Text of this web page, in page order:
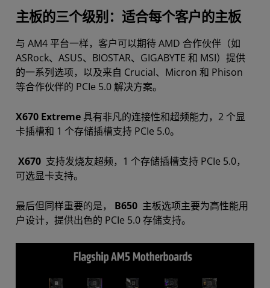
主板的三个级别：适合每个客户的主板
与 AM4 平台一样，客户可以期待 AMD 合作伙伴（如
ASRock、ASUS、BIOSTAR、GIGABYTE 和 MSI）提供
的一系列选项，以及来自 Crucial、Micron 和 Phison
等合作伙伴的 PCIe 5.0 解决方案。
X670 Extreme 具有非凡的连接性和超频能力，2 个显
卡插槽和 1 个存储插槽支持 PCIe 5.0。
X670 支持发烧友超频，1 个存储插槽支持 PCIe 5.0，
可选显卡支持。
最后但同样重要的是， B650 主板选项主要为高性能用
户设计，提供出色的 PCIe 5.0 存储支持。